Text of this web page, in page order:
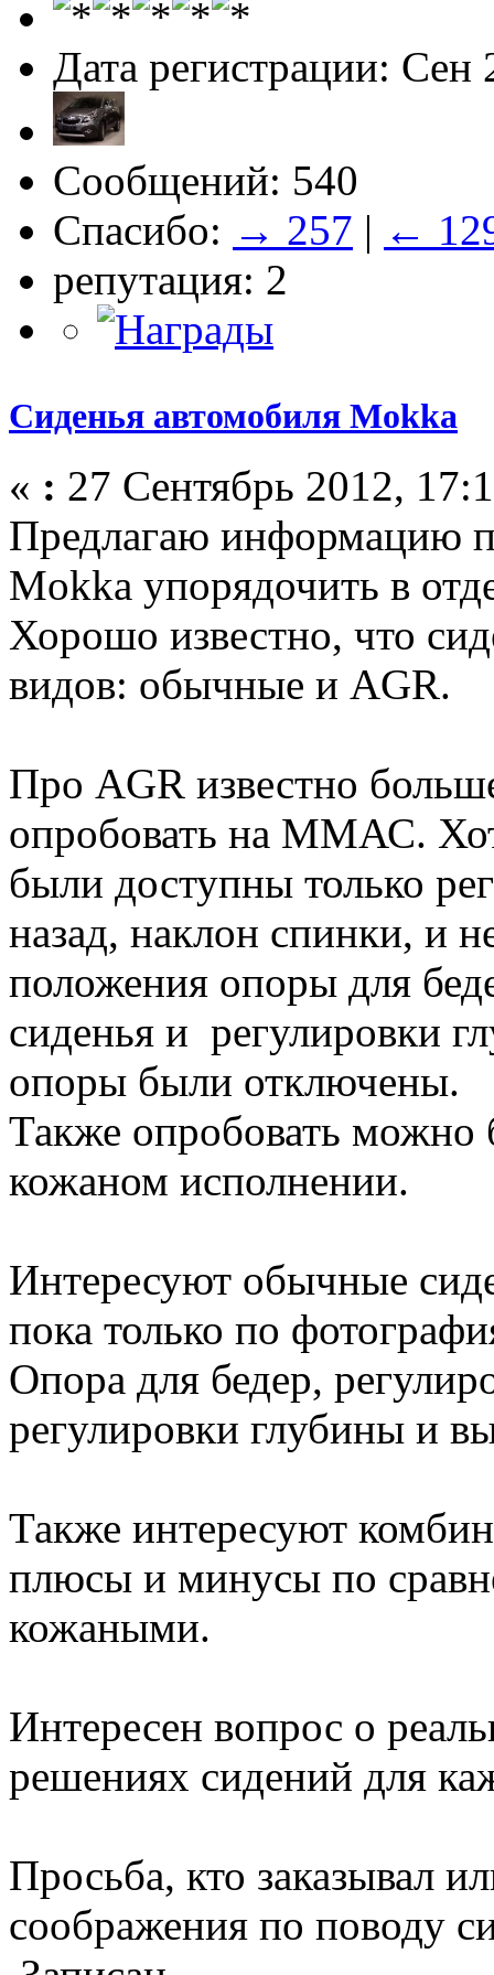
Дата регистрации: Сен
Сообщений: 540
Спасибо: → 257 | ←
репутация: 2
Сиденья автомобиля Mokka
« : 27 Сентябрь 2012,
Предлагаю информацию
Mokka упорядочить в
Хорошо известно, что
видов: обычные и AGR.
Про AGR известно
опробовать на ММАС.
были доступны только
назад, наклон спинки, и
положения опоры для
сиденья и регулировки
опоры были отключены.
Также опробовать можно
кожаном исполнении.
Интересуют обычные
пока только по
Опора для бедер,
регулировки глубины и
Также интересуют
плюсы и минусы по
кожаными.
Интересен вопрос о
решениях сидений для
Просьба, кто заказывал
соображения по поводу